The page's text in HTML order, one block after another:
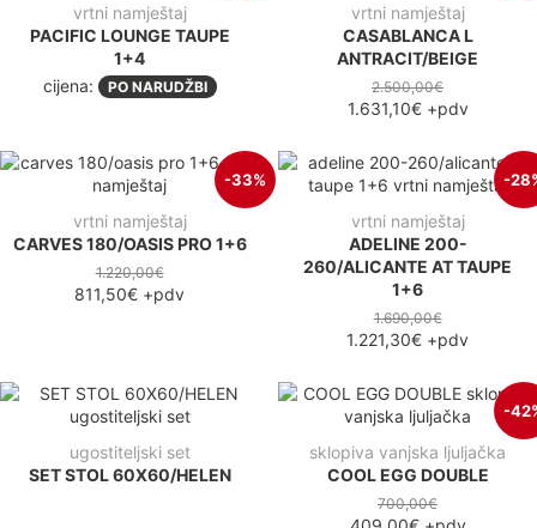
vrtni namještaj
PACIFIC LOUNGE TAUPE
1+4
cijena:
PO NARUDŽBI
vrtni namještaj
CASABLANCA L
ANTRACIT/BEIGE
2.500,00€
1.631,10€+pdv
-33%
vrtni namještaj
CARVES 180/OASIS PRO 1+6
1.220,00€
811,50€ +pdv
-
vrtni namještaj
ADELINE 200-
260/ALICANTE AT TAUPE
1+6
1.690,00€
1.221,30€ +pdv
ugostiteljski set
SET STOL 60X60/HELEN
-
sklopiva vanjska ljuljačka
COOL EGG DOUBLE
700,00€